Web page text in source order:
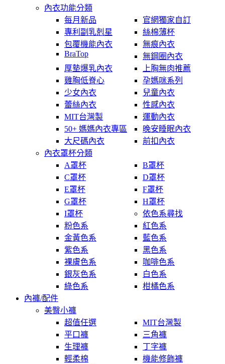
內衣功能分類
每月新品
官網獨家自訂
專利副乳剋星
絲棉薄杯
包覆機能內衣
無痕內衣
BraTop
無鋼圈內衣
厚墊爆乳內衣
上胸無肉推薦
雞胸低脊心
孕媽咪系列
少女內衣
兒童內衣
蕾絲內衣
性感內衣
MIT台灣製
運動內衣
50+ 媽媽內衣專區
晚安睡眠內衣
大尺碼內衣
前扣內衣
內衣罩杯分類
A罩杯
B罩杯
C罩杯
D罩杯
E罩杯
F罩杯
G罩杯
H罩杯
I罩杯
依色系尋找
粉色系
紅色系
金黃色系
藍色系
紫色系
黑色系
裸膚色系
咖啡色系
銀灰色系
白色系
綠色系
柑橘色系
內褲/配件
美臀小褲
超值任選
MIT台灣製
平口褲
三角褲
生理褲
丁字褲
輕柔棉
機能修飾褲